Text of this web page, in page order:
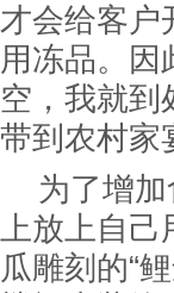
才会给客户
用冻品。因
空，我就到
带到农村家
为了增
上放上自己
瓜雕刻的“